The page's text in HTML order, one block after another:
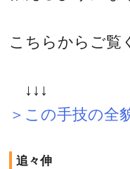
こちらからご覧
↓↓↓
＞この手技の全
追々伸